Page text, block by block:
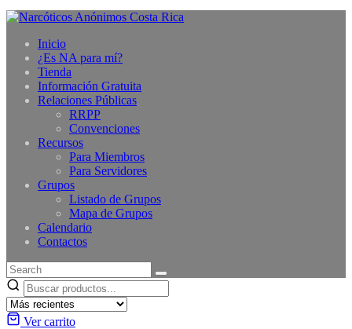
Inicio
¿Es NA para mí?
Tienda
Información Gratuita
Relaciones Públicas
RRPP
Convenciones
Recursos
Para Miembros
Para Servidores
Grupos
Listado de Grupos
Mapa de Grupos
Calendario
Contactos
Ver carrito